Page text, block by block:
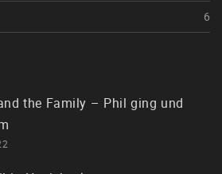
6
the Family – Phil ging und